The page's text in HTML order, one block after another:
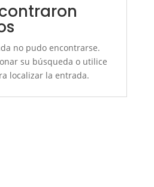
no pudo encontrarse.
su búsqueda o utilice
localizar la entrada.